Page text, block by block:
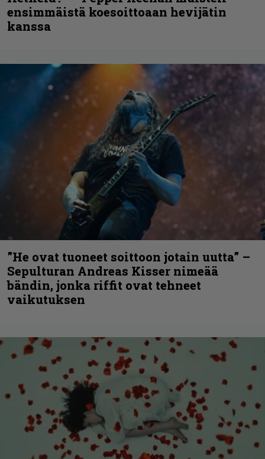
ensimmäistä koesoittoaan hevijätin
kanssa
”He ovat tuoneet soittoon jotain uutta” –
Sepulturan Andreas Kisser nimeää
bändin, jonka riffit ovat tehneet
vaikutuksen